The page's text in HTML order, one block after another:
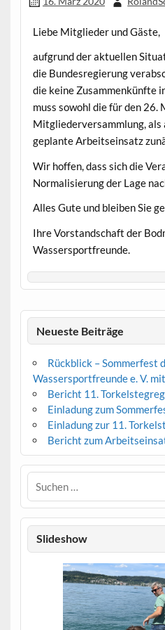
Liebe Mitglieder und Gäste,
aufgrund der aktuellen
die Bundesregierung
die keine Zusammenkünfte
muss sowohl die für den 26.
Mitgliederversammlung, als
geplante Arbeitseinsatz
Wir hoffen, dass sich die
Normalisierung der Lage
Alles Gute und bleiben Sie
Ihre Vorstandschaft der
Wassersportfreunde.
Neueste Beiträge
Rückblick – Sommerfest
Wassersportfreunde e. V.
Bericht 11.
Einladung zum
Einladung zur 11.
Bericht zum
Slideshow